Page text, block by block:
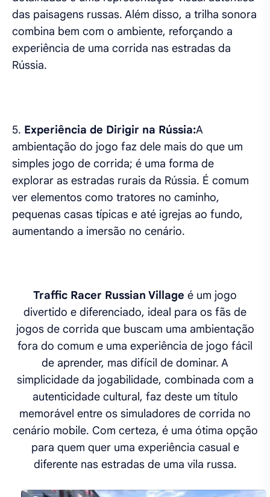
das paisagens russas. Além disso, a trilha sonora
combina bem com o ambiente, reforçando a
experiência de uma corrida nas estradas da
Rússia.
5. Experiência de Dirigir na Rússia:A
ambientação do jogo faz dele mais do que um
simples jogo de corrida; é uma forma de
explorar as estradas rurais da Rússia. É comum
ver elementos como tratores no caminho,
pequenas casas típicas e até igrejas ao fundo,
aumentando a imersão no cenário.
Traffic Racer Russian Village é um jogo
divertido e diferenciado, ideal para os fãs de
jogos de corrida que buscam uma ambientação
fora do comum e uma experiência de jogo fácil
de aprender, mas difícil de dominar. A
simplicidade da jogabilidade, combinada com a
autenticidade cultural, faz deste um título
memorável entre os simuladores de corrida no
cenário mobile. Com certeza, é uma ótima opção
para quem quer uma experiência casual e
diferente nas estradas de uma vila russa.